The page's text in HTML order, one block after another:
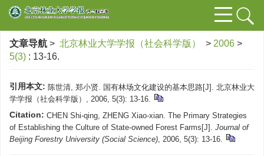
文章导航 > 北京林业大学学报（社会科学版） > 2006 >
5(3) : 13-16.
引用本文: 陈世清, 郑小贤. 国有林场文化建设的基本思路[J]. 北京林业大
学学报（社会科学版）, 2006, 5(3): 13-16.
Citation: CHEN Shi-qing, ZHENG Xiao-xian. The Primary Strategies
of Establishing the Culture of State-owned Forest Farms[J]. Journal of
Beijing Forestry University (Social Science), 2006, 5(3): 13-16.